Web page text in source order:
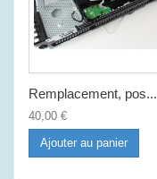
Remplacement, pos...
40,00 €
Ajouter au panier